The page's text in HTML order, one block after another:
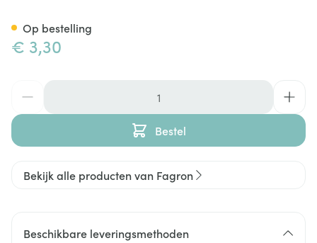
€ 3,30
Bestel
Op bestelling
Bekijk alle producten van Fagron
Beschikbare leveringsmethoden